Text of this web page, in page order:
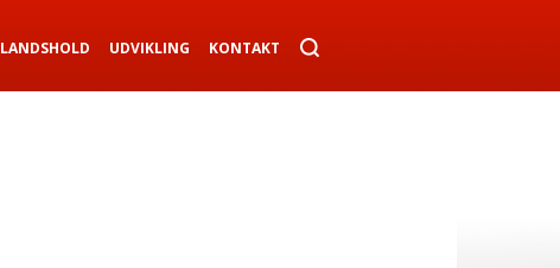
LANDSHOLD UDVIKLING KONTAKT